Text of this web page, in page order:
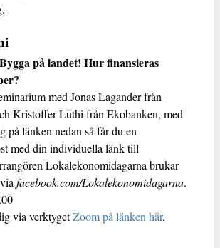
på landet! Hur finansieras
med Jonas Lagander från
Kristoffer Lüthi från Ekobanken, med
på länken nedan så får du en
med din individuella länk till
Lokalekonomidagarna brukar
facebook.com/Lokalekonomidagarna.
via verktygetZoom på länken här.